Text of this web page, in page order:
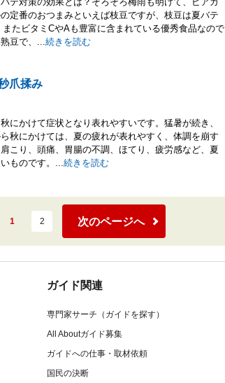
定番のおつまみといえば枝豆ですが、枝豆は夏バテ
たビタミCやAも豊富に含まれている優秀食品なので
豆で、...続きを読む
爪揉み
にかけて症状となり表れやすいです。猛暑が続き、
秋にかけては、夏の疲れが表れやすく、体調を崩す
こり、頭痛、胃腸の不調、ほてり、疲労感など、夏
ものです。...続きを読む
1 2 次のページへ
ガイド関連
専門家サーチ（ガイドを探す）
All Aboutガイド募集
ガイドへの仕事・取材依頼
国民の決断